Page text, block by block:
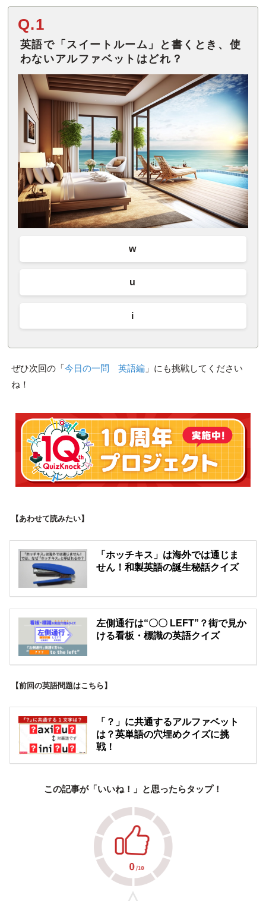
Q.1
英語で「スイートルーム」と書くとき、使
わないアルファベットはどれ？
w
u
i
ぜひ次回の「今日の一問 英語編」にも挑戦してください
ね！
【あわせて読みたい】
「ホッチキス」は海外では通じま
せん！和製英語の誕生秘話クイズ
左側通行は“〇〇 LEFT”？街で見か
ける看板・標識の英語クイズ
【前回の英語問題はこちら】
「？」に共通するアルファベット
は？英単語の穴埋めクイズに挑
戦！
この記事が「いいね！」と思ったらタップ！